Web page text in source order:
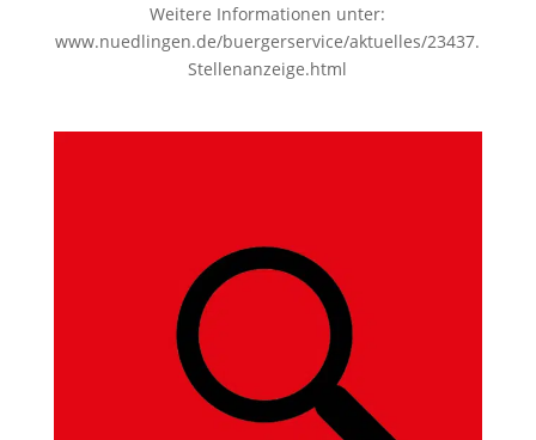
Weitere Informationen unter:
www.nuedlingen.de/buergerservice/aktuelles/23437.
Stellenanzeige.html